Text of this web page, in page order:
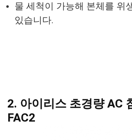
물 세척이 가능해 본체를 위
있습니다.
2. 아이리스 초경량 AC
FAC2